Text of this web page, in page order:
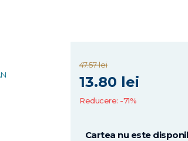
47.57 lei
13.80 lei
Reducere: -71%
Cartea nu este